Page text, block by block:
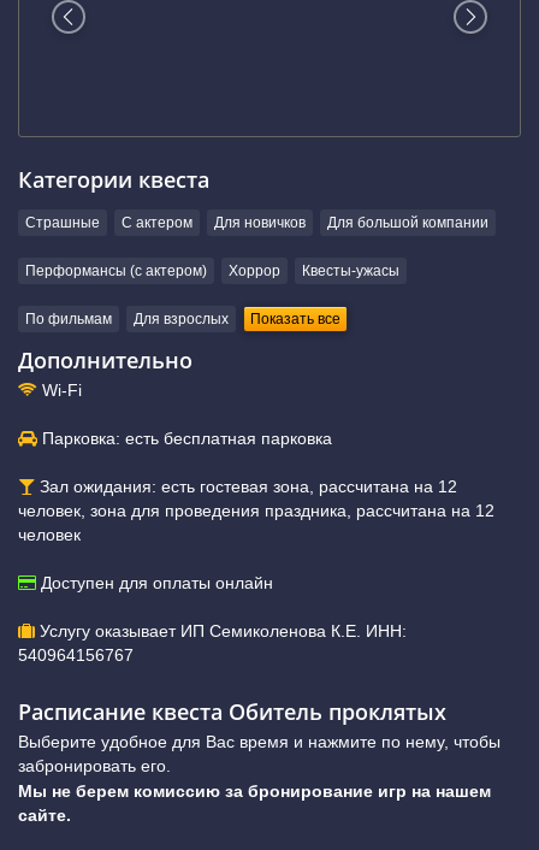
Категории квеста
Страшные С актером Для новичков Для большой компании
Перформансы (с актером) Хоррор Квесты-ужасы
По фильмам Для взрослых Показать все
Дополнительно
Wi-Fi
Парковка: есть бесплатная парковка
Зал ожидания: есть гостевая зона, рассчитана на 12
человек, зона для проведения праздника, рассчитана на 12
человек
Доступен для оплаты онлайн
Услугу оказывает ИП Семиколенова К.Е. ИНН:
540964156767
Расписание квеста Обитель проклятых
Выберите удобное для Вас время и нажмите по нему, чтобы
забронировать его.
Мы не берем комиссию за бронирование игр на нашем
сайте.